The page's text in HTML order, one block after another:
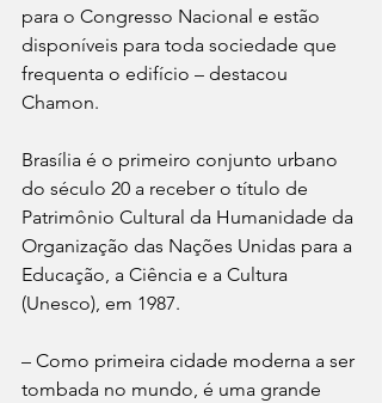
para o Congresso Nacional e estão
disponíveis para toda sociedade que
frequenta o edifício – destacou
Chamon.
Brasília é o primeiro conjunto urbano
do século 20 a receber o título de
Patrimônio Cultural da Humanidade da
Organização das Nações Unidas para a
Educação, a Ciência e a Cultura
(Unesco), em 1987.
– Como primeira cidade moderna a ser
tombada no mundo, é uma grande